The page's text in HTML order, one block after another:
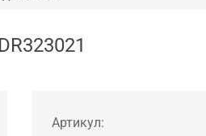
Артикул: